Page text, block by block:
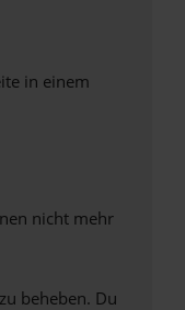
in einem
nicht mehr
beheben. Du